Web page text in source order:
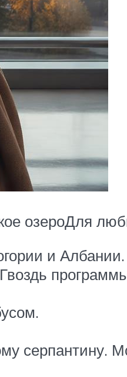
озероДля
и Албании.
серпантину.